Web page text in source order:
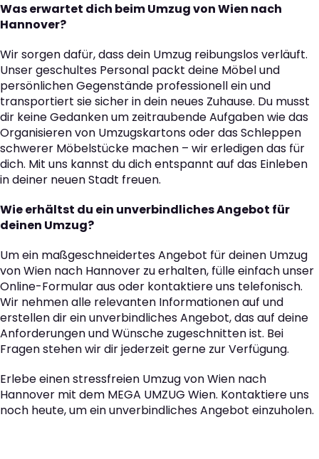
Was erwartet dich beim Umzug von Wien nach
Hannover?
Wir sorgen dafür, dass dein Umzug reibungslos verläuft.
Unser geschultes Personal packt deine Möbel und
persönlichen Gegenstände professionell ein und
transportiert sie sicher in dein neues Zuhause. Du musst
dir keine Gedanken um zeitraubende Aufgaben wie das
Organisieren von Umzugskartons oder das Schleppen
schwerer Möbelstücke machen – wir erledigen das für
dich. Mit uns kannst du dich entspannt auf das Einleben
in deiner neuen Stadt freuen.
Wie erhältst du ein unverbindliches Angebot für
deinen Umzug?
Um ein maßgeschneidertes Angebot für deinen Umzug
von Wien nach Hannover zu erhalten, fülle einfach unser
Online-Formular aus oder kontaktiere uns telefonisch.
Wir nehmen alle relevanten Informationen auf und
erstellen dir ein unverbindliches Angebot, das auf deine
Anforderungen und Wünsche zugeschnitten ist. Bei
Fragen stehen wir dir jederzeit gerne zur Verfügung.
Erlebe einen stressfreien Umzug von Wien nach
Hannover mit dem MEGA UMZUG Wien. Kontaktiere uns
noch heute, um ein unverbindliches Angebot einzuholen.